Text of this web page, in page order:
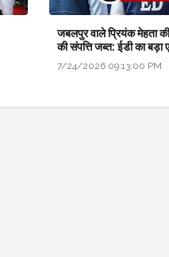
जबलपुर वाले प्रियंक मेहता
की संपत्ति जब्त: ईडी का बड़ा
7/24/2026 09:13:00 PM